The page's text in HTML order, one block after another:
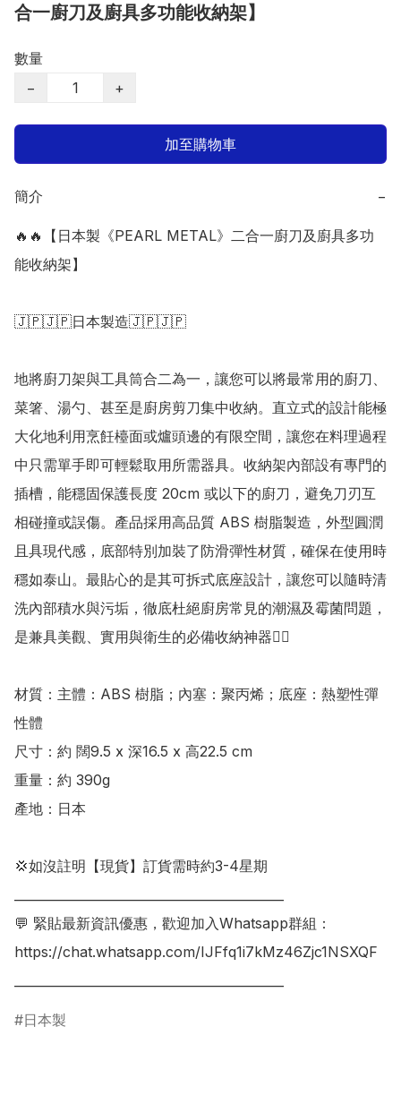
合一廚刀及廚具多功能收納架】
數量
−
+
加至購物車
簡介 −
🔥🔥【日本製《PEARL METAL》二合一廚刀及廚具多功
能收納架】
🇯🇵🇯🇵日本製造🇯🇵🇯🇵
地將廚刀架與工具筒合二為一，讓您可以將最常用的廚刀、
菜箸、湯勺、甚至是廚房剪刀集中收納。直立式的設計能極
大化地利用烹飪檯面或爐頭邊的有限空間，讓您在料理過程
中只需單手即可輕鬆取用所需器具。收納架內部設有專門的
插槽，能穩固保護長度 20cm 或以下的廚刀，避免刀刃互
相碰撞或誤傷。產品採用高品質 ABS 樹脂製造，外型圓潤
且具現代感，底部特別加裝了防滑彈性材質，確保在使用時
穩如泰山。最貼心的是其可拆式底座設計，讓您可以隨時清
洗內部積水與污垢，徹底杜絕廚房常見的潮濕及霉菌問題，
是兼具美觀、實用與衛生的必備收納神器👍🏻
材質：主體：ABS 樹脂；內塞：聚丙烯；底座：熱塑性彈
性體
尺寸：約 闊9.5 x 深16.5 x 高22.5 cm
重量：約 390g
產地：日本
💢如沒註明【現貨】訂貨需時約3-4星期
💬 緊貼最新資訊優惠，歡迎加入Whatsapp群組：
https://chat.whatsapp.com/IJFfq1i7kMz46Zjc1NSXQF
日本製